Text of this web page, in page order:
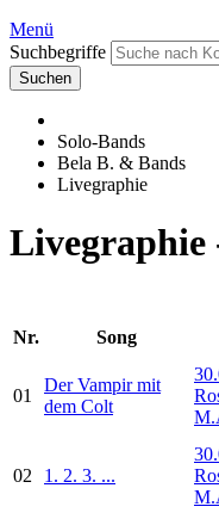
Menü
Suchbegriffe
Suchen
Solo-Bands
Bela B. & Bands
Livegraphie
Livegraphie
Nr.
Song
01
Der Vampir mit
dem Colt
02 1. 2. 3. ...